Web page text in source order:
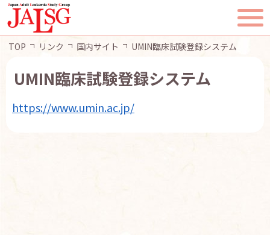
TOP
TOP リンク 国内サイト UMIN臨床試験登録システム
UMIN臨床試験登録システム
https://www.umin.ac.jp/